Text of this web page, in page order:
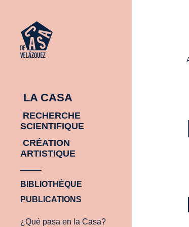
LA CASA
RECHERCHE
SCIENTIFIQUE
CRÉATION
ARTISTIQUE
BIBLIOTHÈQUE
PUBLICATIONS
¿Qué pasa en la Casa?